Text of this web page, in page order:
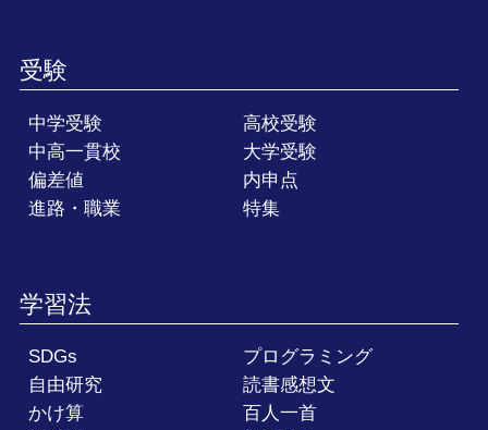
受験
中学受験
高校受験
中高一貫校
大学受験
偏差値
内申点
進路・職業
特集
学習法
SDGs
プログラミング
自由研究
読書感想文
かけ算
百人一首